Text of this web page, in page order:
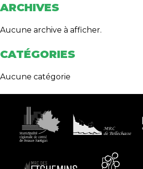
ARCHIVES
Aucune archive à afficher.
CATÉGORIES
Aucune catégorie